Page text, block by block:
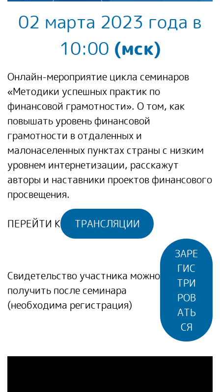
02 марта 2023 года в
10:00 (мск)
Онлайн-мероприятие цикла семинаров
«Методики успешных практик по
финансовой грамотности». О том, как
повышать уровень финансовой
грамотности в отдаленных и
малонаселенных пунктах страны с низким
уровнем интернетизации, расскажут
авторы и наставники проектов финансового
просвещения.
ПЕРЕЙТИ К ТРАНСЛЯЦИИ
Свидетельство участника можно
получить после семинара
(необходима регистрация)
ЗАРЕ
ГИС
ТРИ
РОВ
АТЬ
СЯ